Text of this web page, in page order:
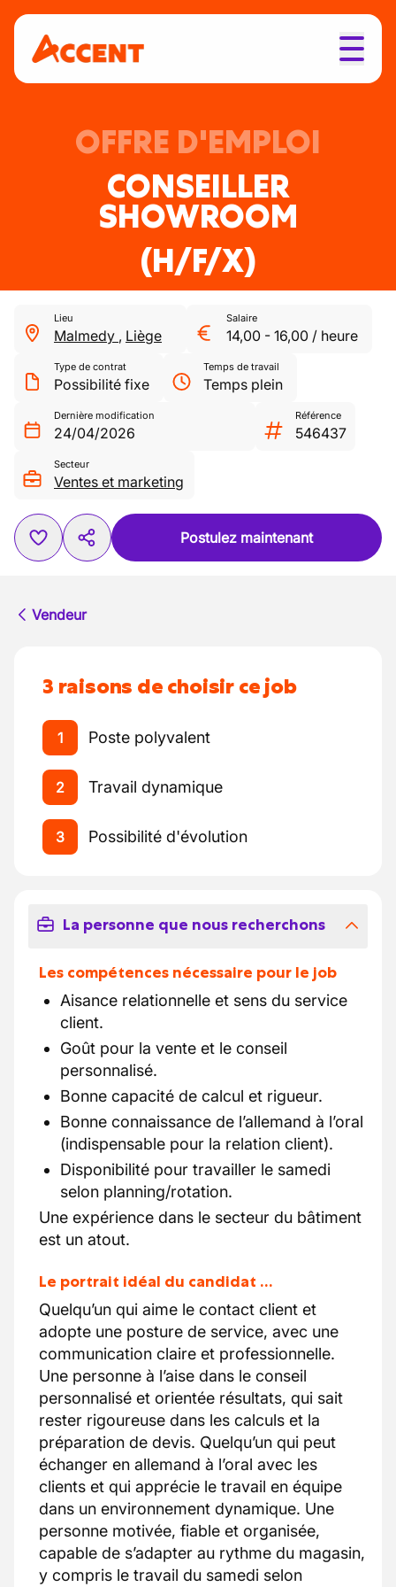
OFFRE D'EMPLOI
CONSEILLER
SHOWROOM
(H/F/X)
Lieu
Malmedy , Liège
Salaire
14,00 - 16,00 / heure
Type de contrat
Possibilité fixe
Temps de travail
Temps plein
Dernière modification
24/04/2026
Référence
546437
Secteur
Ventes et marketing
Postulez maintenant
Vendeur
3 raisons de choisir ce job
1 Poste polyvalent
2 Travail dynamique
3 Possibilité d'évolution
La personne que nous recherchons
Les compétences nécessaire pour le job
Aisance relationnelle et sens du service
client.
Goût pour la vente et le conseil
personnalisé.
Bonne capacité de calcul et rigueur.
Bonne connaissance de l’allemand à l’oral
(indispensable pour la relation client).
Disponibilité pour travailler le samedi
selon planning/rotation.
Une expérience dans le secteur du bâtiment
est un atout.
Le portrait idéal du candidat …
Quelqu’un qui aime le contact client et
adopte une posture de service, avec une
communication claire et professionnelle.
Une personne à l’aise dans le conseil
personnalisé et orientée résultats, qui sait
rester rigoureuse dans les calculs et la
préparation de devis. Quelqu’un qui peut
échanger en allemand à l’oral avec les
clients et qui apprécie le travail en équipe
dans un environnement dynamique. Une
personne motivée, fiable et organisée,
capable de s’adapter au rythme du magasin,
y compris le travail du samedi selon